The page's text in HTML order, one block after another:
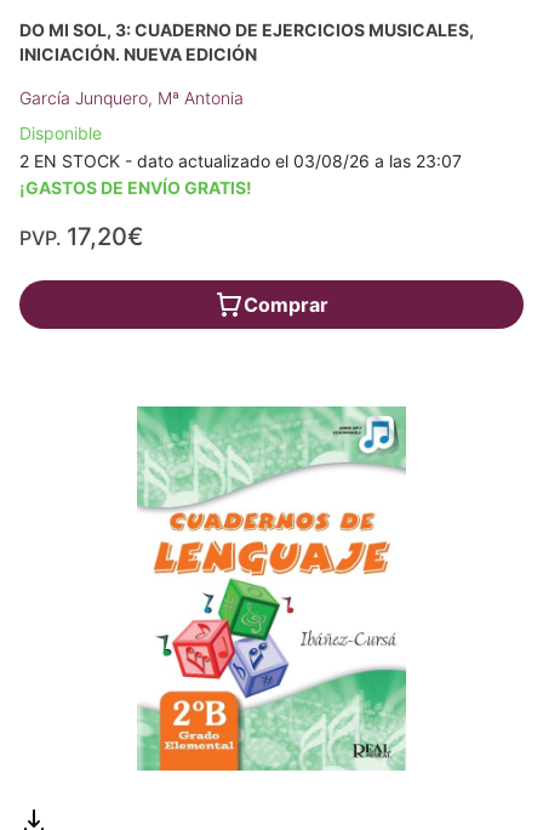
DO MI SOL, 3: CUADERNO DE EJERCICIOS MUSICALES,
INICIACIÓN. NUEVA EDICIÓN
García Junquero, Mª Antonia
Disponible
2 EN STOCK - dato actualizado el 03/08/26 a las 23:07
¡GASTOS DE ENVÍO GRATIS!
PVP. 17,20€
Comprar